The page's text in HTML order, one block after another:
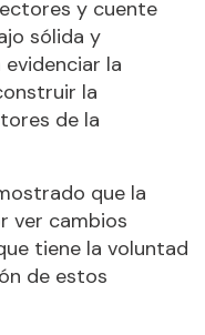
y cuente
sólida y
la
la
de la
que la
ver cambios
tiene la voluntad
de estos